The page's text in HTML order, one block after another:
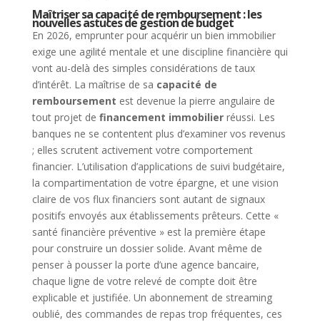
Maîtriser sa capacité de remboursement : les
nouvelles astuces de gestion de budget
En 2026, emprunter pour acquérir un bien immobilier
exige une agilité mentale et une discipline financière qui
vont au-delà des simples considérations de taux
d’intérêt. La maîtrise de sa capacité de
remboursement est devenue la pierre angulaire de
tout projet de financement immobilierréussi. Les
banques ne se contentent plus d’examiner vos revenus
; elles scrutent activement votre comportement
financier. L’utilisation d’applications de suivi budgétaire,
la compartimentation de votre épargne, et une vision
claire de vos flux financiers sont autant de signaux
positifs envoyés aux établissements prêteurs. Cette «
santé financière préventive » est la première étape
pour construire un dossier solide. Avant même de
penser à pousser la porte d’une agence bancaire,
chaque ligne de votre relevé de compte doit être
explicable et justifiée. Un abonnement de streaming
oublié, des commandes de repas trop fréquentes, ces